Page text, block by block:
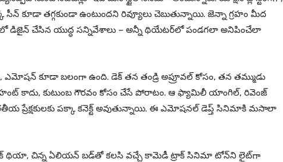
సీన్ కూడా తగ్గకుండా ఉంటుందని రివ్యూలు చెబుతున్నాయి. జెన్నా గ్రహం మీద
డిజైన్ చేసిన యుద్ధ సన్నివేశాలు – అన్నీ థియేటర్‌లో పండగలా అనిపించేలా
కూడా బలంగా ఉంది. డెక్ తన తండ్రి అప్రూవల్ కోసం, తన తమ్ముడు
కాదు, కుటుంబ గౌరవం కోసం చేసే పోరాటం. ఆ ఫ్యామిలీ యాంగిల్, రివెంజ్
ప్రేక్షకులకు పక్కా కనెక్ట్ అవుతున్నాయి. ఈ ఎమోషనల్ డెప్త్ సినిమాకి మసాలా
థియా, చిన్న ఏలియన్ బడ్‌తో కలసి వచ్చే కామెడీ ట్రాక్ సినిమా టోన్‌ని లైట్‌గా